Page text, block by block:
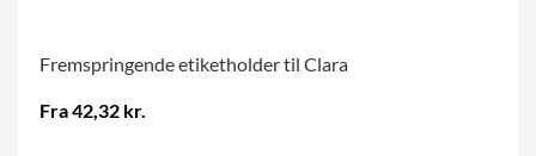
Fremspringende etiketholder til Clara
Fra 42,32 kr.